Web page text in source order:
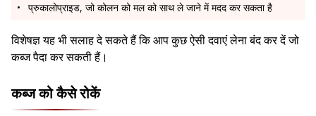
प्रुकालोप्राइड, जो कोलन को मल को साथ ले जाने में मदद कर सकता है
विशेषज्ञ यह भी सलाह दे सकते हैं कि आप कुछ ऐसी दवाएं लेना बंद कर दें जो
कब्ज पैदा कर सकती हैं।
कब्ज को कैसे रोकें